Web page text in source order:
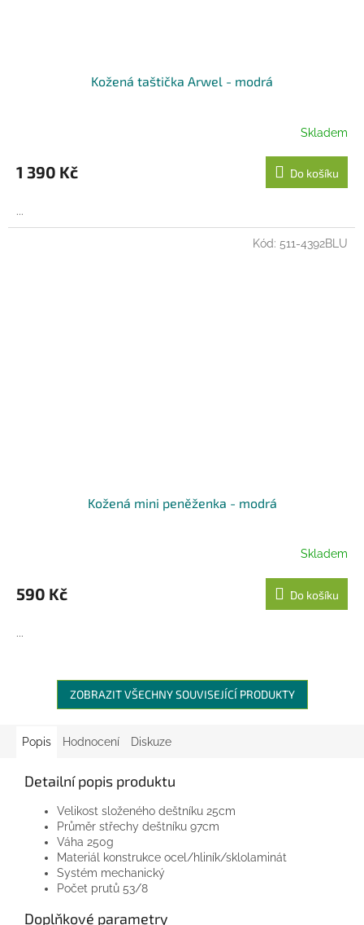
Kožená taštička Arwel - modrá
Skladem
1 390 Kč Do košíku
...
Kožená mini peněženka - modrá
Skladem
590 Kč Do košíku
...
Kód: 511-4392BLU
ZOBRAZIT VŠECHNY SOUVISEJÍCÍ PRODUKTY
Popis Hodnocení Diskuze
Detailní popis produktu
Velikost složeného deštníku 25cm
Průměr střechy deštníku 97cm
Váha 250g
Materiál konstrukce ocel/hliník/sklolaminát
Systém mechanický
Počet prutů 53/8
Doplňkové parametry